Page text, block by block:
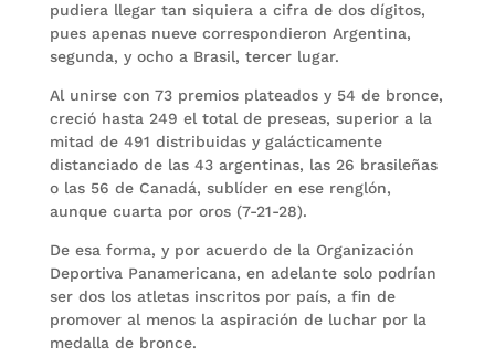
pudiera llegar tan siquiera a cifra de dos dígitos,
pues apenas nueve correspondieron Argentina,
segunda, y ocho a Brasil, tercer lugar.
Al unirse con 73 premios plateados y 54 de bronce,
creció hasta 249 el total de preseas, superior a la
mitad de 491 distribuidas y galácticamente
distanciado de las 43 argentinas, las 26 brasileñas
o las 56 de Canadá, sublíder en ese renglón,
aunque cuarta por oros (7-21-28).
De esa forma, y por acuerdo de la Organización
Deportiva Panamericana, en adelante solo podrían
ser dos los atletas inscritos por país, a fin de
promover al menos la aspiración de luchar por la
medalla de bronce.